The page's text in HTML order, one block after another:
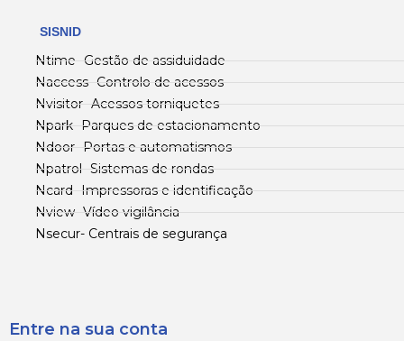
SISNID
Ntime- Gestão de assiduidade
Naccess- Controlo de acessos
Nvisitor- Acessos torniquetes
Npark- Parques de estacionamento
Ndoor- Portas e automatismos
Npatrol- Sistemas de rondas
Ncard- Impressoras e identificação
Nview- Vídeo vigilância
Nsecur- Centrais de segurança
Entre na sua conta